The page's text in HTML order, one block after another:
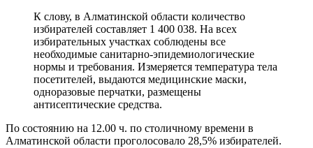
К слову, в Алматинской области количество
избирателей составляет 1 400 038. На всех
избирательных участках соблюдены все
необходимые санитарно-эпидемиологические
нормы и требования. Измеряется температура тела
посетителей, выдаются медицинские маски,
одноразовые перчатки, размещены
антисептические средства.
По состоянию на 12.00 ч. по столичному времени в
Алматинской области проголосовало 28,5% избирателей.